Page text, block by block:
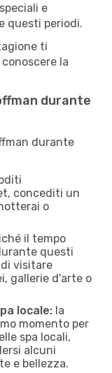
e
questi periodi.
ti
la
durante
durante
concediti un
o
il tempo
questi
visitare
gallerie d'arte o
locale: la
momento per
spa locali,
alcuni
e bellezza.